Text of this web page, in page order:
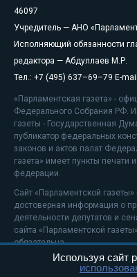
46097
Учредитель — АНО
Исполняющий обязанности
редактора — Абдуллаев М.Р.
Тел.: +7 (495) 637–69–79 E-
«Парламентская газета» -
Федерального Собрания РФ.
газеты - Государственная
публикатор федеральных
законов и актов палат
газета» имеет пункты печати
федерации.
Сайт «Парламентской
достоверная информация о
деятельности депутатов и
сайта «Парламентской
обязательна.
На информационном ресурсе
Используя сайт